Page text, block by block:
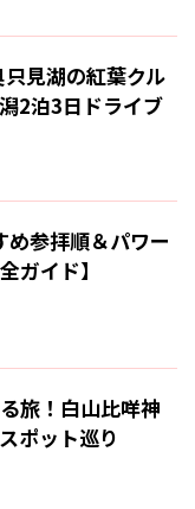
只見湖の紅葉クル
2泊3日ドライブ
め参拝順＆パワー
ガイド】
旅！白山比咩神
ポット巡り